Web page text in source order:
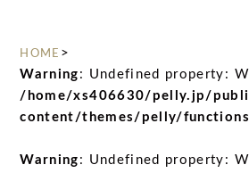
HOME >
Warning : Undefined property:
/home/xs406630/pelly.jp/
content/themes/pelly/
Warning : Undefined property: